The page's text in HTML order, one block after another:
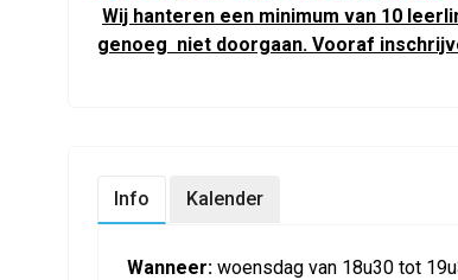
Wij hanteren een minimum van 10
genoeg niet doorgaan. Vooraf
Info Kalender
Wanneer: woensdag van 18u30 tot